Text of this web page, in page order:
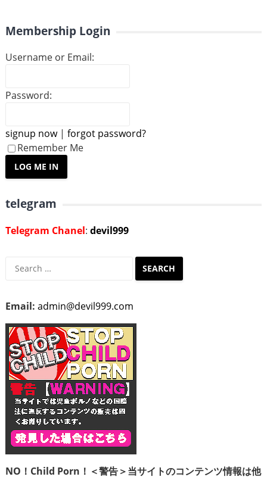
Membership Login
Username or Email:
Password:
signup now| forgot password?
Remember Me
telegram
Telegram Chanel: devil999
Search
Email: admin@devil999.com
NO！Child Porn！＜警告＞当サイトのコンテンツ情報は他